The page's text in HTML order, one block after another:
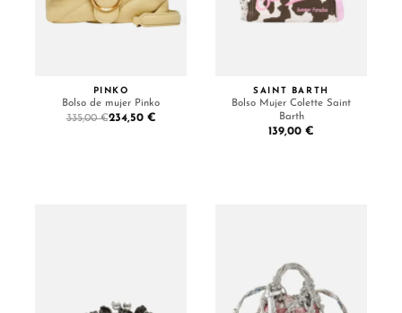
PINKO
Bolso de mujer Pinko
335,00 €234,50 €
SAINT BARTH
Bolso Mujer Colette Saint
Barth
139,00 €